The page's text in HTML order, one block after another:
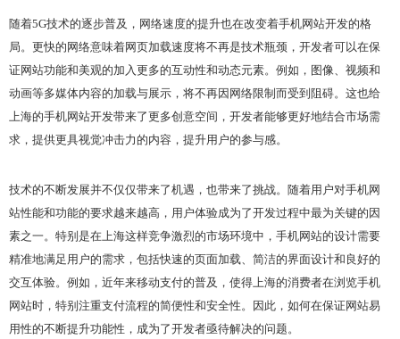
随着5G技术的逐步普及，网络速度的提升也在改变着手机网站开发的格
局。更快的网络意味着网页加载速度将不再是技术瓶颈，开发者可以在保
证网站功能和美观的加入更多的互动性和动态元素。例如，图像、视频和
动画等多媒体内容的加载与展示，将不再因网络限制而受到阻碍。这也给
上海的手机网站开发带来了更多创意空间，开发者能够更好地结合市场需
求，提供更具视觉冲击力的内容，提升用户的参与感。
技术的不断发展并不仅仅带来了机遇，也带来了挑战。随着用户对手机网
站性能和功能的要求越来越高，用户体验成为了开发过程中最为关键的因
素之一。特别是在上海这样竞争激烈的市场环境中，手机网站的设计需要
精准地满足用户的需求，包括快速的页面加载、简洁的界面设计和良好的
交互体验。例如，近年来移动支付的普及，使得上海的消费者在浏览手机
网站时，特别注重支付流程的简便性和安全性。因此，如何在保证网站易
用性的不断提升功能性，成为了开发者亟待解决的问题。